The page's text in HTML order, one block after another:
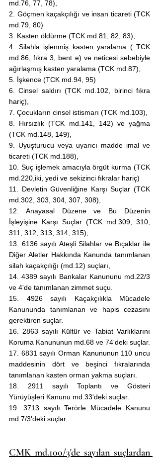
md.76, 77, 78),
2. Göçmen kaçakçılığı ve insan ticareti (TCK
md.79, 80)
3. Kasten öldürme (TCK md.81, 82, 83),
4. Silahla işlenmiş kasten yaralama ( TCK
md.86, fıkra 3, bent e) ve neticesi sebebiyle
ağırlaşmış kasten yaralama (TCK md.87),
5. İşkence (TCK md.94, 95)
6. Cinsel saldırı (TCK md.102, birinci fıkra
hariç),
7. Çocukların cinsel istismarı (TCK md.103),
8. Hırsızlık (TCK md.141, 142) ve yağma
(TCK md.148, 149),
9. Uyuşturucu veya uyarıcı madde imal ve
ticareti (TCK md.188),
10. Suç işlemek amacıyla örgüt kurma (TCK
md.220,iki, yedi ve sekizinci fıkralar hariç)
11. Devletin Güvenliğine Karşı Suçlar (TCK
md.302, 303, 304, 307, 308),
12. Anayasal Düzene ve Bu Düzenin
İşleyişine Karşı Suçlar (TCK md.309, 310,
311, 312, 313, 314, 315),
13. 6136 sayılı Ateşli Silahlar ve Bıçaklar ile
Diğer Aletler Hakkında Kanunda tanımlanan
silah kaçakçılığı (md.12) suçları,
14. 4389 sayılı Bankalar Kanununu md.22/3
ve 4'de tanımlanan zimmet suçu.
15. 4926 sayılı Kaçakçılıkla Mücadele
Kanununda tanımlanan ve hapis cezasını
gerektiren suçlar.
16. 2863 sayılı Kültür ve Tabiat Varlıklarını
Koruma Kanununun md.68 ve 74'deki suçlar.
17. 6831 sayılı Orman Kanununun 110 uncu
maddesinin dört ve beşinci fıkralarında
tanımlanan kasten orman yakma suçları.
18. 2911 sayılı Toplantı ve Gösteri
Yürüyüşleri Kanunu md.33'deki suçlar.
19. 3713 sayılı Terörle Mücadele Kanunu
md.7/3'deki suçlar.
CMK md.100/3'de sayılan suçlardan